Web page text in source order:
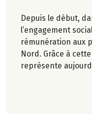
Depuis le début,
l’engagement
rémunération aux
Nord. Grâce à
représente
marque Biocoop